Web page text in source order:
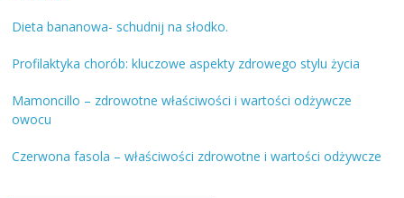
Dieta bananowa- schudnij na słodko.
Profilaktyka chorób: kluczowe aspekty zdrowego stylu życia
Mamoncillo – zdrowotne właściwości i wartości odżywcze
owocu
Czerwona fasola – właściwości zdrowotne i wartości odżywcze